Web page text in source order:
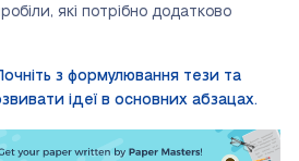
які потрібно додатково
з формулювання тези та
ідеї в основних абзацах.